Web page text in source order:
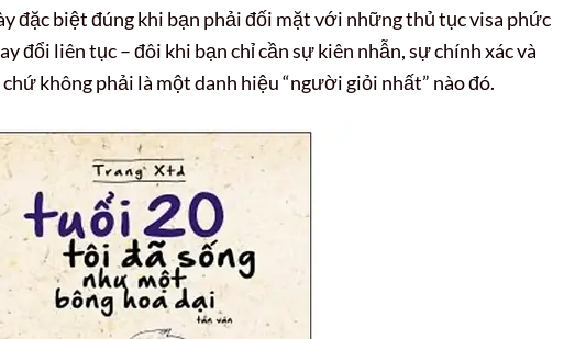
đặc biệt đúng khi bạn phải đối mặt với những thủ tục visa phức
đổi liên tục – đôi khi bạn chỉ cần sự kiên nhẫn, sự chính xác và
không phải là một danh hiệu “người giỏi nhất” nào đó.